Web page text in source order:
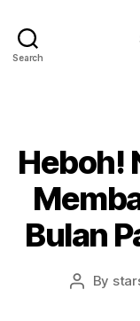
Search
Heboh!
Bulan
Post
By